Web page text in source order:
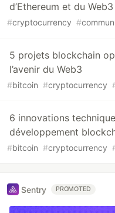
d’Ethereum et du Web3
#cryptocurrency #
5 projets blockchain
l’avenir du Web3
#bitcoin #cryptocurrency
6 innovations
développement
#bitcoin #cryptocurrency
Sentry PROMOTED